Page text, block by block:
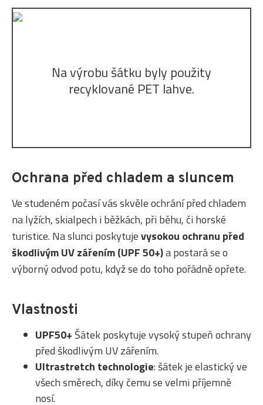
Na výrobu šátku byly použity
recyklované PET lahve.
Ochrana před chladem a sluncem
Ve studeném počasí vás skvěle ochrání před chladem
na lyžích, skialpech i běžkách, při běhu, či horské
turistice. Na slunci poskytujevysokou ochranu před
škodlivým UV zářením (UPF 50+)a postará se o
výborný odvod potu, když se do toho pořádně opřete.
Vlastnosti
UPF50+ Šátek poskytuje vysoký stupeň ochrany
před škodlivým UV zářením.
Ultrastretch technologie: šátek je elastický ve
všech směrech, díky čemu se velmi příjemně
nosí.